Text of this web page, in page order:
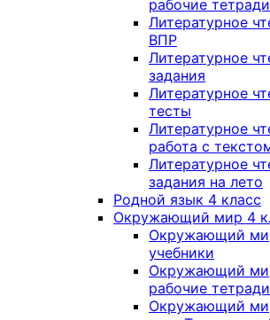
рабочие тетради
Литературное
ВПР
Литературное
задания
Литературное
тесты
Литературное
работа с
Литературное
задания на лето
Родной язык 4 класс
Окружающий мир 4
Окружающий
учебники
Окружающий
рабочие тетради
Окружающий